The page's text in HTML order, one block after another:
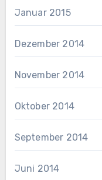
Januar 2015
Dezember 2014
November 2014
Oktober 2014
September 2014
Juni 2014